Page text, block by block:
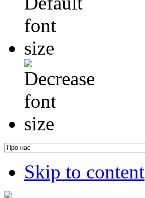
Skip to content